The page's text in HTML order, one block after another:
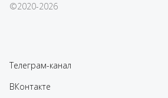
©2020-2026
Телеграм-канал
ВКонтакте